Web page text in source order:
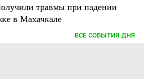
травмы при падении
в Махачкале
ВСЕ СОБЫТИЯ ДНЯ